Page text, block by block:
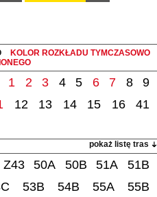
KOLOR ROZKŁADU TYMCZASOWO
1 2 3 4 5 6 7 8
9
12 13 14 15 16
41
pokaż listę tras
Z43 50A 50B 51A
51B
53B 54B 55A
55B